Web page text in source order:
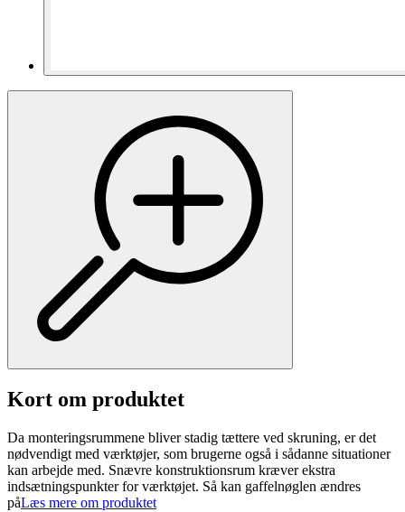
Kort om produktet
Da monteringsrummene bliver stadig tættere ved skruning, er det
nødvendigt med værktøjer, som brugerne også i sådanne situationer
kan arbejde med. Snævre konstruktionsrum kræver ekstra
indsætningspunkter for værktøjet. Så kan gaffelnøglen ændres
påLæs mere om produktet